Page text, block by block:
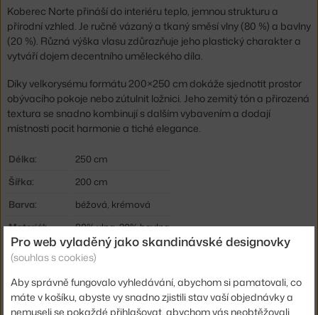
Koberec Norte přináší do interiéru teplo, jemnou strukturu a
přírodní vzhled. Je ručně vázaný a tkaný směsí vlny (80 %) a bavlny
(20 %). Různá výška vlasu zdůrazňuje jeho plastický charakter a
vytváří dojem decentního uměleckého díla.
Díky velkorysému formátu 200×250 cm dokáže sjednotit prostor
obývacího pokoje nebo zútulnit ložnici. Jeho zemitý tón a přirozená
textura se snadno kombinují s dalším vybavením a dodají
místnosti pocit harmonie a tiché elegance.
Délka:
250 cm
Šířka:
200 cm
Barva:
béžová, krémová
Materiál:
80% vlna, 20% bavlna
Tvar koberce:
oválný
EAN
5704723349648
Pro web vyladěný jako skandinávské designovky
(souhlas s cookies)
Aby správně fungovalo vyhledávání, abychom si pamatovali, co
máte v košíku, abyste vy snadno zjistili stav vaší objednávky a
nemuseli se pokaždé přihlašovat, abychom vás neobtěžovali